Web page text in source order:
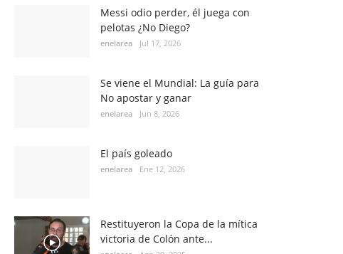
Messi odio perder, él juega con
pelotas ¿No Diego?
enelarea Jul 17, 2026
Se viene el Mundial: La guía para
No apostar y ganar
enelarea Jun 8, 2026
El país goleado
enelarea Ene 12, 2026
Restituyeron la Copa de la mítica
victoria de Colón ante...